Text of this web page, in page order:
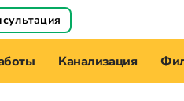
Канализация